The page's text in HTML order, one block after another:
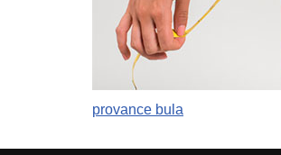
provance bula